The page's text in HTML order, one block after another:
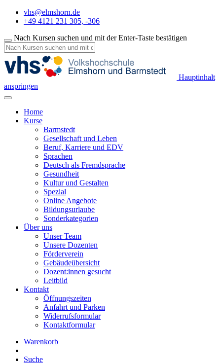
vhs@elmshorn.de
+49 4121 231 305, -306
Nach Kursen suchen und mit der Enter-Taste bestätigen
Hauptinhalt
anspringen
Home
Kurse
Barmstedt
Gesellschaft und Leben
Beruf, Karriere und EDV
Sprachen
Deutsch als Fremdsprache
Gesundheit
Kultur und Gestalten
Spezial
Online Angebote
Bildungsurlaube
Sonderkategorien
Über uns
Unser Team
Unsere Dozenten
Förderverein
Gebäudeübersicht
Dozent:innen gesucht
Leitbild
Kontakt
Öffnungszeiten
Anfahrt und Parken
Widerrufsformular
Kontaktformular
Warenkorb
Suche